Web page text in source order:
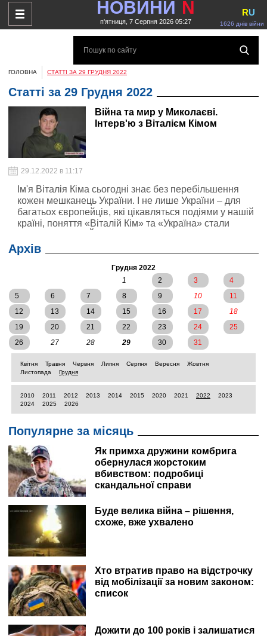
НОВИНИ N
п'ятниця, 7 Серпня 2026 05:27 1626 днів війни
RU
ГОЛОВНА СТАТТІ ЗА 29 ГРУДНЯ 2022
Статті за 29 Грудня 2022
Війна та мир у Миколаєві.
Інтерв'ю з Віталієм Кімом
29.12.2022 в 11:17
Ім'я Віталія Кіма сьогодні знає без перебільшення
кожен мешканець України. І не лише України – для
багатьох європейців, які цікавляться подіями у нашій
країні, поняття «Віталій Кім» та «Україна» стали
сповнені нестримним оптимізмом у соціальних
мережах, допомогли безлічі українців впоратися з
першим шоком війни, отямитися, повірити в те, що
все буде добре. А фото у різнокольорових шкарпетках
просто «порвало» інтернет і стало справжнім
бестселером.
Архів
Грудня 2022
1
2 3
4
5
6 7 8 9 10
11
12
13 14 15 16 17
18
19
20 21 22 23 24
25
26
27 28 29 30 31
Квітня Травня Червня Липня Серпня Вересня
Жовтня
Листопада
Грудня
2010 2011 2012 2013 2014 2015 2020 2021 2022
2023
2024
2025 2026
Популярне за місяць
Як примха дружини комбрига
обернулася жорстоким
вбивством: подробиці
скандальної справи
Буде велика війна – рішення,
схоже, вже ухвалено
Хто втратив право на відстрочку
від мобілізації за новим законом:
список
Дожити до 100 років і залишатися